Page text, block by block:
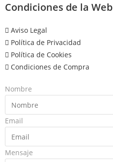
Condiciones de la Web
Aviso Legal
Política de Privacidad
Política de Cookies
Condiciones de Compra
Nombre
Email
Mensaje